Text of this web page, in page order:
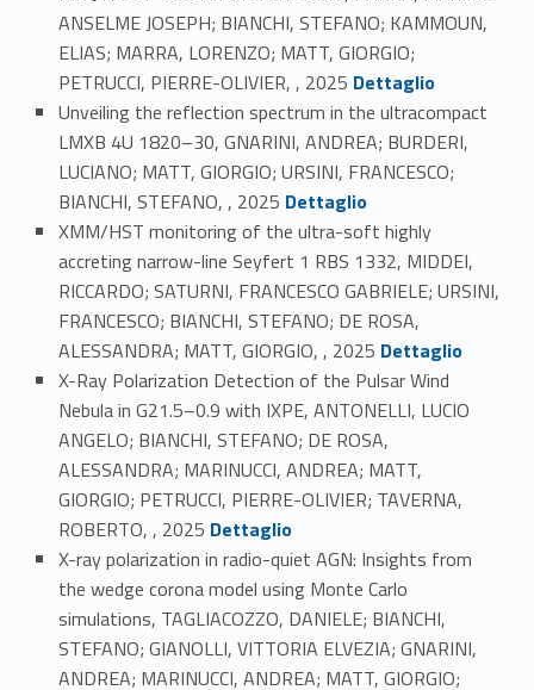
ANSELME JOSEPH; BIANCHI, STEFANO; KAMMOUN,
ELIAS; MARRA, LORENZO; MATT, GIORGIO;
PETRUCCI, PIERRE-OLIVIER, , 2025 Link identifier #identifier_person_173592-24
Dettaglio
Unveiling the reflection spectrum in the ultracompact
LMXB 4U 1820–30, GNARINI, ANDREA; BURDERI,
LUCIANO; MATT, GIORGIO; URSINI, FRANCESCO;
BIANCHI, STEFANO, , 2025 Link identifier #identifier_person_132108-25
Dettaglio
XMM/HST monitoring of the ultra-soft highly
accreting narrow-line Seyfert 1 RBS 1332, MIDDEI,
RICCARDO; SATURNI, FRANCESCO GABRIELE; URSINI,
FRANCESCO; BIANCHI, STEFANO; DE ROSA,
ALESSANDRA; MATT, GIORGIO, , 2025 Link identifier #identifier_person_14305-26
Dettaglio
X-Ray Polarization Detection of the Pulsar Wind
Nebula in G21.5–0.9 with IXPE, ANTONELLI, LUCIO
ANGELO; BIANCHI, STEFANO; DE ROSA,
ALESSANDRA; MARINUCCI, ANDREA; MATT,
GIORGIO; PETRUCCI, PIERRE-OLIVIER; TAVERNA,
ROBERTO, , 2025 Link identifier #identifier_person_48940-27
Dettaglio
X-ray polarization in radio-quiet AGN: Insights from
the wedge corona model using Monte Carlo
simulations, TAGLIACOZZO, DANIELE; BIANCHI,
STEFANO; GIANOLLI, VITTORIA ELVEZIA; GNARINI,
ANDREA; MARINUCCI, ANDREA; MATT, GIORGIO;